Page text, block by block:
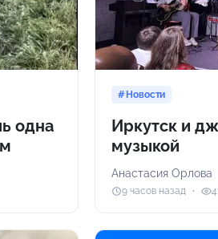
одна
Новости
Иркутск и
музыкой
Анастасия Орлова
9 часов назад